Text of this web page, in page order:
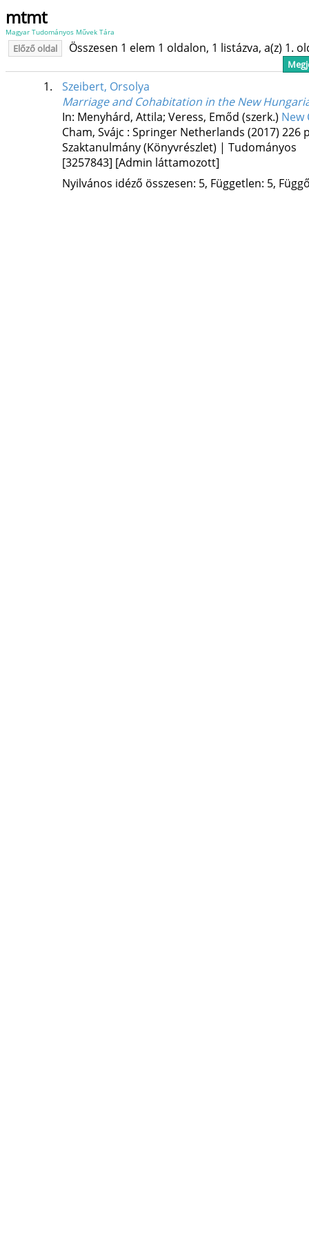
mtmt
Magyar Tudományos Művek Tára
Előző oldal Összesen 1 elem 1 oldalon, 1 listázva, a(z) 1.
1.
Szeibert, Orsolya
Marriage and Cohabitation in the New
In: Menyhárd, Attila; Veress, Emőd (szerk.) New
Cham, Svájc : Springer Netherlands (2017) 226
Szaktanulmány (Könyvrészlet) | Tudományos
[3257843] [Admin láttamozott]
Nyilvános idéző összesen: 5, Független: 5,